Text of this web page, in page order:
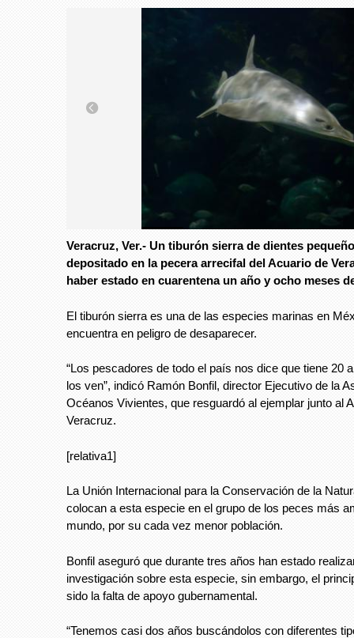
Foto: Avc
Veracruz, Ver.- Un tiburón sierra de dientes
depositado en la pecera arrecifal del Acuario de
haber estado en cuarentena un año y ocho meses
El tiburón sierra es una de las especies marinas en
encuentra en peligro de desaparecer.
“Los pescadores de todo el país nos dice que tiene 20
los ven”, indicó Ramón Bonfil, director Ejecutivo de la
Océanos Vivientes, que resguardó al ejemplar junto al
Veracruz.
[relativa1]
La Unión Internacional para la Conservación de la
colocan a esta especie en el grupo de los peces más
mundo, por su cada vez menor población.
Bonfil aseguró que durante tres años han estado
investigación sobre esta especie, sin embargo, el
sido la falta de apoyo gubernamental.
“Tenemos casi dos años buscándolos con diferentes